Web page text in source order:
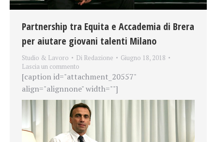
Partnership tra Equita e Accademia di Brera
per aiutare giovani talenti Milano
Studio & Lavoro Di Redazione
Giugno 18, 2018
Lascia un commento
[caption id="attachment_20557"
align="alignnone" width=""]